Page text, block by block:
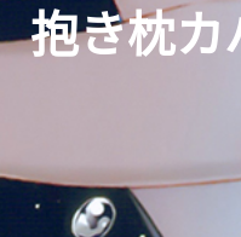
抱き枕カ